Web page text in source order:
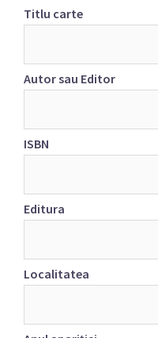
Titlu carte
Autor sau Editor
ISBN
Editura
Localitatea